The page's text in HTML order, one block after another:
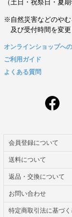
（土日・祝祭日・夏
※自然災害などのや
及び受付時間を変
オンラインショップへ
ご利用ガイド
よくある質問
会員登録について
送料について
返品・交換について
お問い合わせ
特定商取引法に基づ